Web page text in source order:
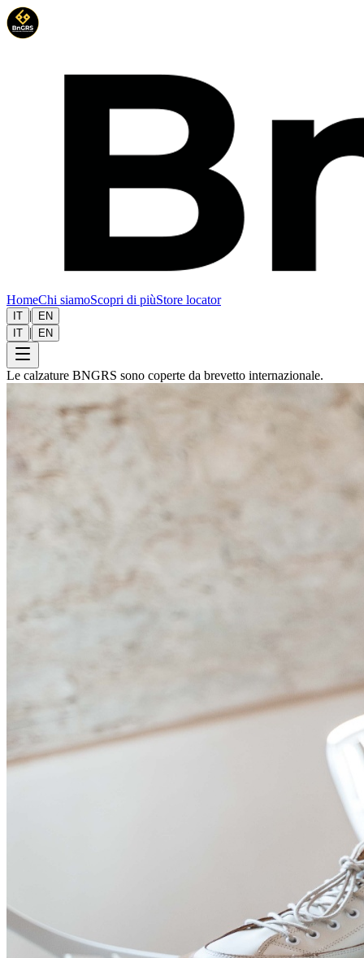
HomeChi siamoScopri di piùStore locator
IT |
EN
IT | EN
Le calzature BNGRS sono coperte da brevetto internazionale.